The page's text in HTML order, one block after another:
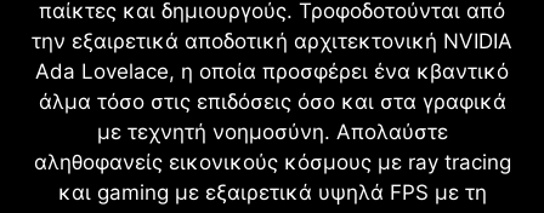
παίκτες και δημιουργούς. Τροφοδοτούνται από
την εξαιρετικά αποδοτική αρχιτεκτονική NVIDIA
Ada Lovelace, η οποία προσφέρει ένα κβαντικό
άλμα τόσο στις επιδόσεις όσο και στα γραφικά
με τεχνητή νοημοσύνη. Απολαύστε
αληθοφανείς εικονικούς κόσμους με ray tracing
και gaming με εξαιρετικά υψηλά FPS με τη